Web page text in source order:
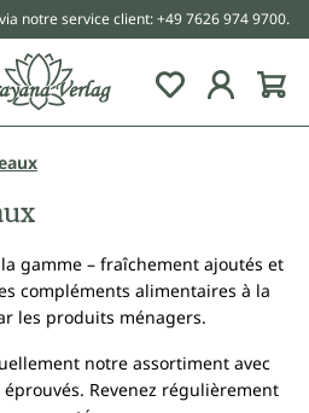
notre service client: +49 7626 974 9700.
gamme – fraîchement ajoutés et
compléments alimentaires à la
les produits ménagers.
notre assortiment avec
Revenez régulièrement